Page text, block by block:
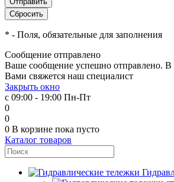
* - Поля, обязательные для заполнения
Сообщение отправлено
Ваше сообщение успешно отправлено.
Вами свяжется наш специалист
Закрыть окно
с 09:00 - 19:00 Пн-Пт
0
0
0 В корзине пока пусто
Каталог товаров